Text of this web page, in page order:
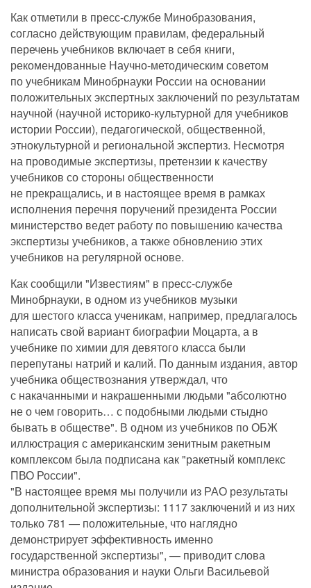
Как отметили в пресс-службе Минобразования,
согласно действующим правилам, федеральный
перечень учебников включает в себя книги,
рекомендованные Научно-методическим советом
по учебникам Минобрнауки России на основании
положительных экспертных заключений по результатам
научной (научной историко-культурной для учебников
истории России), педагогической, общественной,
этнокультурной и региональной экспертиз. Несмотря
на проводимые экспертизы, претензии к качеству
учебников со стороны общественности
не прекращались, и в настоящее время в рамках
исполнения перечня поручений президента России
министерство ведет работу по повышению качества
экспертизы учебников, а также обновлению этих
учебников на регулярной основе.
Как сообщили "Известиям" в пресс-службе
Минобрнауки, в одном из учебников музыки
для шестого класса ученикам, например, предлагалось
написать свой вариант биографии Моцарта, а в
учебнике по химии для девятого класса были
перепутаны натрий и калий. По данным издания, автор
учебника обществознания утверждал, что
с накачанными и накрашенными людьми "абсолютно
не о чем говорить… с подобными людьми стыдно
бывать в обществе". В одном из учебников по ОБЖ
иллюстрация с американским зенитным ракетным
комплексом была подписана как "ракетный комплекс
ПВО России".
"В настоящее время мы получили из РАО результаты
дополнительной экспертизы: 1117 заключений и из них
только 781 — положительные, что наглядно
демонстрирует эффективность именно
государственной экспертизы", — приводит слова
министра образования и науки Ольги Васильевой